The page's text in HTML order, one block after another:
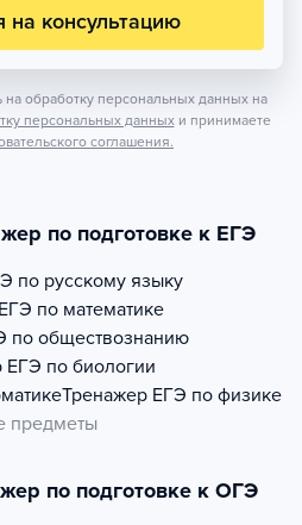
на консультацию
обработку персональных данных на
персональных данных и принимаете
соглашения.
по подготовке к ЕГЭ
по русскому языку
ЕГЭ по математике
по обществознанию
ЕГЭ по биологии
Тренажер ЕГЭ по физике
предметы
по подготовке к ОГЭ